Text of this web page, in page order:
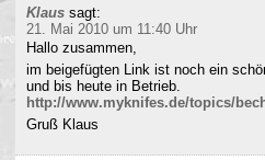
Klaus sagt:
21. Mai 2010 um 11:40 Uhr
Hallo zusammen,
im beigefügten Link ist noch ein
und bis heute in Betrieb.
http://www.myknifes.de/topics/
Gruß Klaus